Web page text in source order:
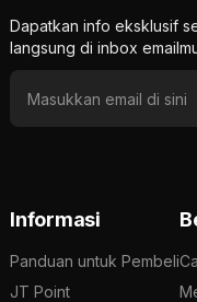
Dapatkan info eksklusif
langsung di inbox
Informasi
Panduan untuk Pembeli
JT Point